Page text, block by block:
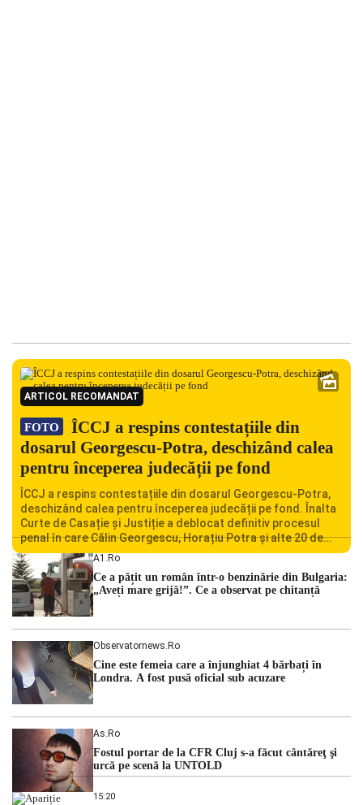
ARTICOL RECOMANDAT
FOTO
ÎCCJ a respins contestațiile din
dosarul Georgescu-Potra, deschizând calea
pentru începerea judecății pe fond
ÎCCJ a respins contestațiile din dosarul Georgescu-Potra,
deschizând calea pentru începerea judecății pe fond. Înalta
Curte de Casație și Justiție a deblocat definitiv procesul
penal în care Călin Georgescu, Horațiu Potra și alte 20 de
persoane sunt acuzați de acțiuni îndreptate împotriva
ordinii constituționale. În ședința din camera preliminară,
judecătorii de la instanța supremă au […]
A1.ro
Ce a pățit un român într-o benzinărie din Bulgaria:
„Aveți mare grijă!”. Ce a observat pe chitanță
Observatornews.ro
Cine este femeia care a înjunghiat 4 bărbați în
Londra. A fost pusă oficial sub acuzare
As.ro
Fostul portar de la CFR Cluj s-a făcut cântăreţ şi
urcă pe scenă la UNTOLD
15:20